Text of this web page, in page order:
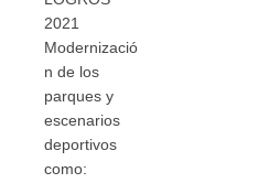
2021
Modernizació
n de los
parques y
escenarios
deportivos
como: